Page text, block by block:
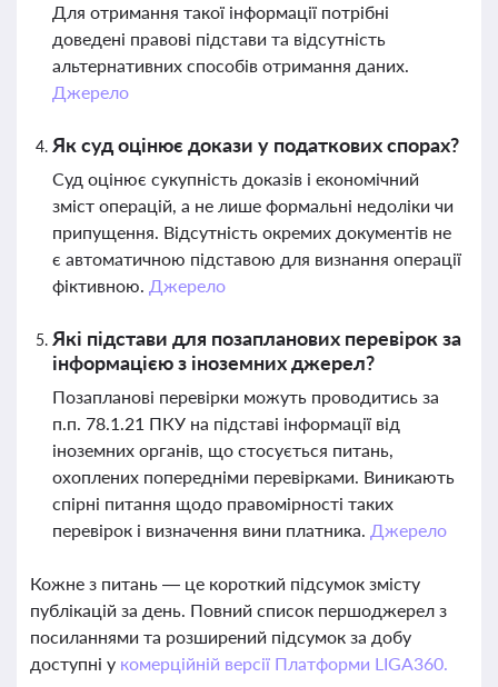
Для отримання такої інформації потрібні
доведені правові підстави та відсутність
альтернативних способів отримання даних.
Джерело
Як суд оцінює докази у податкових спорах?
Суд оцінює сукупність доказів і економічний
зміст операцій, а не лише формальні недоліки чи
припущення. Відсутність окремих документів не
є автоматичною підставою для визнання операції
фіктивною. Джерело
Які підстави для позапланових перевірок за
інформацією з іноземних джерел?
Позапланові перевірки можуть проводитись за
п.п. 78.1.21 ПКУ на підставі інформації від
іноземних органів, що стосується питань,
охоплених попередніми перевірками. Виникають
спірні питання щодо правомірності таких
перевірок і визначення вини платника. Джерело
Кожне з питань — це короткий підсумок змісту
публікацій за день. Повний список першоджерел з
посиланнями та розширений підсумок за добу
доступні у комерційній версії Платформи LIGA360.